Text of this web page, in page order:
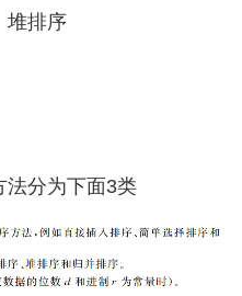
堆排序
法分为下面3类